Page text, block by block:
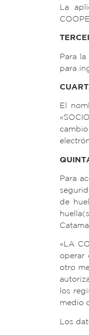
La
Para
para
El
Para
de
«LA
operar
otro
los
medio
Los